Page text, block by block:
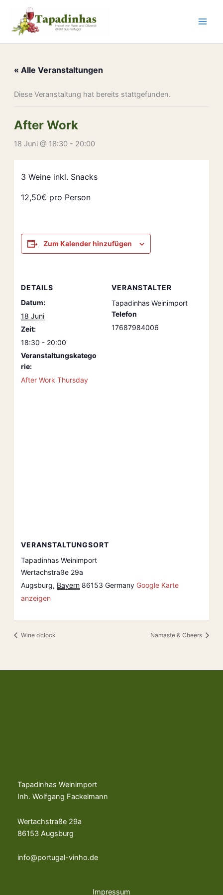
springen
« Alle Veranstaltungen
Diese Veranstaltung hat bereits stattgefunden.
After Work
18 Juni @ 18:30 - 20:00
3 Weine inkl. Snacks
12,50€ pro Person
Zum Kalender hinzufügen
DETAILS
Datum:
18 Juni
Zeit:
18:30 - 20:00
Veranstaltungskatego
rie:
After Work Thursday
VERANSTALTER
Tapadinhas Weinimport
Telefon
17687984006
VERANSTALTUNGSORT
Tapadinhas Weinimport
Wertachstraße 29a
Augsburg, Bayern 86153 Germany Google Karte
anzeigen
Wine o‘clock Namaste & Cheers
Tapadinhas Weinimport
Inh. Wolfgang Fackelmann
Wertachstraße 29a
86153 Augsburg
info@portugal-vinho.de
Impressum